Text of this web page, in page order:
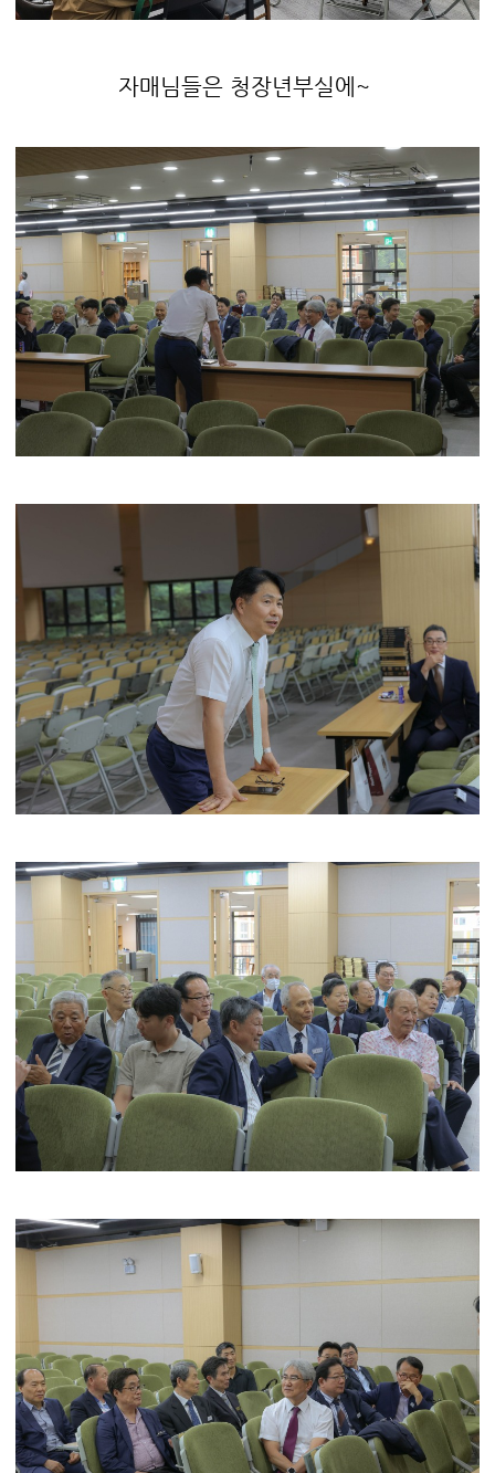
자매님들은 청장년부실에~